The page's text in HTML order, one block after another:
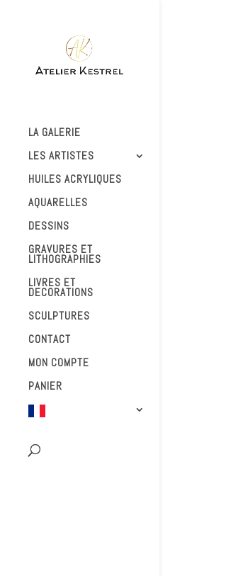
LA GALERIE
LES ARTISTES
HUILES ACRYLIQUES
AQUARELLES
DESSINS
GRAVURES ET
LITHOGRAPHIES
LIVRES ET
DECORATIONS
SCULPTURES
CONTACT
MON COMPTE
PANIER